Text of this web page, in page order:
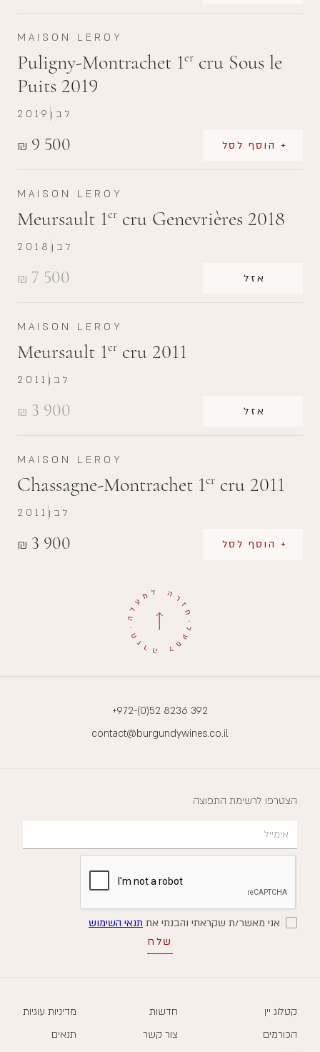
MAISON LEROY
Puligny-Montrachet 1er cru Sous le
Puits 2019
₪ 9 500 + הוסף לסל
2019 לבן
MAISON LEROY
Meursault 1er cru Genevrières 2018
₪ 7 500 אזל
2018 לבן
MAISON LEROY
Meursault 1er cru 2011
₪ 3 900 אזל
2011 לבן
MAISON LEROY
Chassagne-Montrachet 1er cru 2011
₪ 3 900 + הוסף לסל
2011 לבן
+972-(0)52 8236 392
contact@burgundywines.co.il
הצטרפו לרשימת התפוצה
אני מאשר/ת שקראתי והבנתי את תנאי השימוש
קטלוג יין
הכורמים
חדשות
צור קשר
מדיניות עוגיות
תנאים